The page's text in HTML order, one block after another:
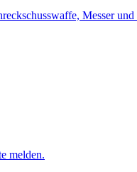
Messer
melden.